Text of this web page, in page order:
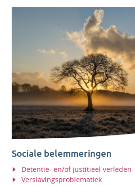
Sociale belemmeringen
Detentie- en/of justitieel verleden
Verslavingsproblematiek